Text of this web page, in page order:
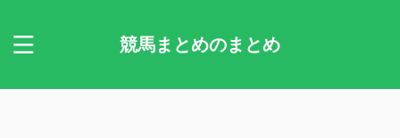
競馬まとめのまとめ